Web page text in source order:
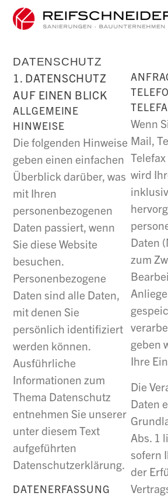
DATENSCHUTZ
1. DATENSCHUTZ
AUF EINEN BLICK
ALLGEMEINE
HINWEISE
Die folgenden Hinweise
geben einen einfachen
Überblick darüber, was
mit Ihren
personenbezogenen
Daten passiert, wenn
Sie diese Website
besuchen.
Personenbezogene
Daten sind alle Daten,
mit denen Sie
persönlich identifiziert
werden können.
Ausführliche
Informationen zum
Thema Datenschutz
entnehmen Sie unserer
unter diesem Text
aufgeführten
Datenschutzerklärung.
DATENERFASSUNG
Wenn
Mail,
wird
Daten
zum
geben
Ihre
Die
Daten
Abs. 1
sofern
der